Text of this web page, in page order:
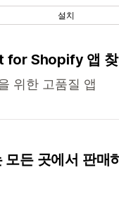
설치
for Shopify 앱
위한 고품질 앱
모든 곳에서 판매